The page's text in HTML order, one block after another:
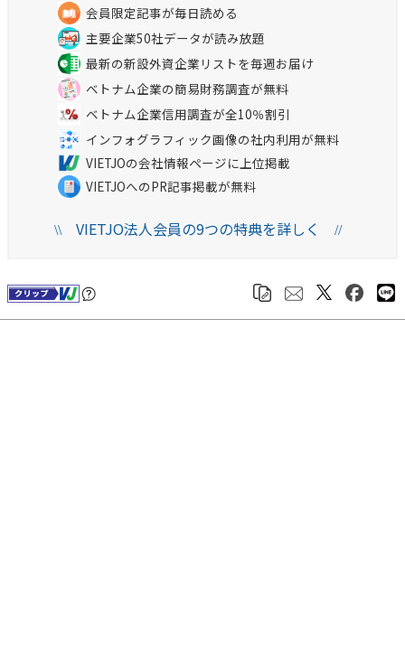
会員限定記事が毎日読める
主要企業50社データが読み放題
最新の新設外資企業リストを毎週お届け
ベトナム企業の簡易財務調査が無料
ベトナム企業信用調査が全10％割引
インフォグラフィック画像の社内利用が無料
VIETJOの会社情報ページに上位掲載
VIETJOへのPR記事掲載が無料
\\VIETJO法人会員の9つの特典を詳しく //